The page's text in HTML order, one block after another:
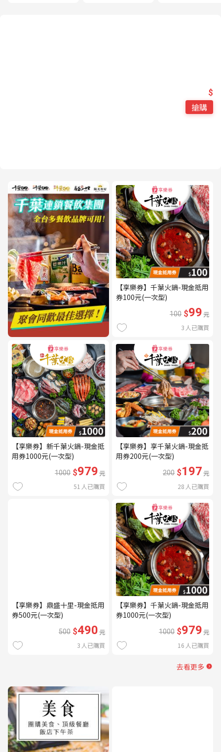
$
搶購
【享樂券】千葉火鍋-現金抵用
券100元(一次型)
100 $99元
3 人已購買
【享樂券】新千葉火鍋-現金抵
用券1000元(一次型)
1000 $979元
51 人已購買
【享樂券】享千葉火鍋-現金抵
用券200元(一次型)
200 $197元
28 人已購買
【享樂券】鼎盛十里-現金抵用
券500元(一次型)
500 $490元
3 人已購買
【享樂券】千葉火鍋-現金抵用
券1000元(一次型)
1000 $979元
16 人已購買
去看更多